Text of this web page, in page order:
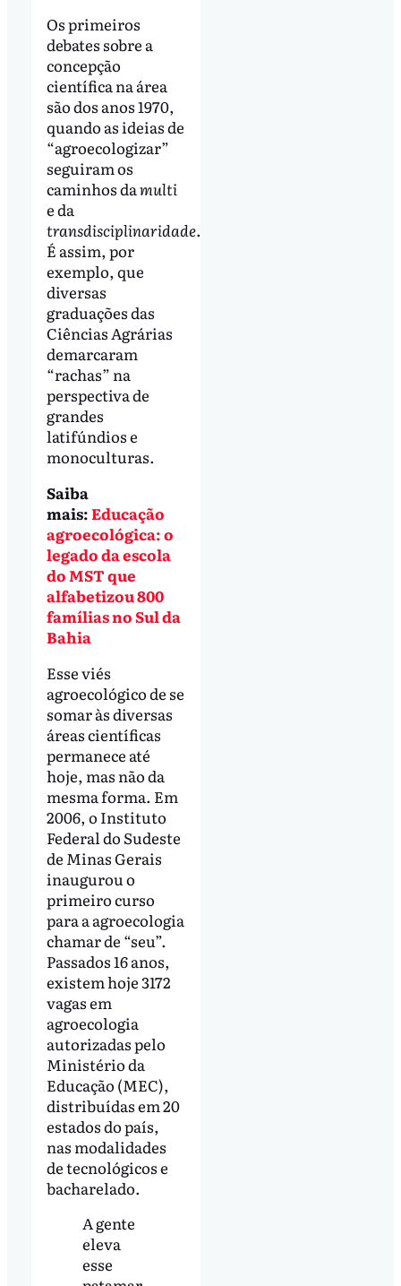
Os primeiros
debates sobre a
concepção
científica na área
são dos anos 1970,
quando as ideias de
“agroecologizar”
seguiram os
caminhos damulti
e da
transdisciplinaridade.
É assim, por
exemplo, que
diversas
graduações das
Ciências Agrárias
demarcaram
“rachas” na
perspectiva de
grandes
latifúndios e
monoculturas.
Saiba
mais:Educação
agroecológica: o
legado da escola
do MST que
alfabetizou 800
famílias no Sul da
Bahia
Esse viés
agroecológico de se
somar às diversas
áreas científicas
permanece até
hoje, mas não da
mesma forma. Em
2006, o Instituto
Federal do Sudeste
de Minas Gerais
inaugurou o
primeiro curso
para a agroecologia
chamar de “seu”.
Passados 16 anos,
existem hoje 3172
vagas em
agroecologia
autorizadas pelo
Ministério da
Educação (MEC),
distribuídas em 20
estados do país,
nas modalidades
de tecnológicos e
bacharelado.
A gente
eleva
esse